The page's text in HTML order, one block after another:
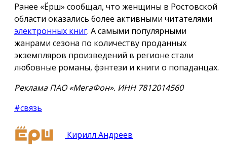
Ранее «Ёрш» сообщал, что женщины в Ростовской
области оказались более активными читателями
электронных книг. А самыми популярными
жанрами сезона по количеству проданных
экземпляров произведений в регионе стали
любовные романы, фэнтези и книги о попаданцах.
Реклама ПАО «МегаФон». ИНН 7812014560
#связь
Кирилл Андреев